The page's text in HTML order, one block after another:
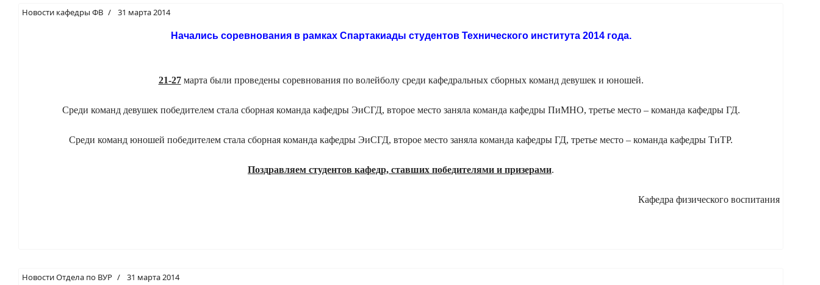
Новости кафедры ФВ 31 марта 2014
Начались соревнования в рамках Спартакиады студентов Технического института 2014 года.
21-27марта были проведены соревнования по волейболу среди кафедральных сборных команд девушек и юношей.
Среди команд девушек победителем стала сборная команда кафедры ЭиСГД, второе место заняла команда кафедры ПиМНО, третье место – команда кафедры ГД.
Среди команд юношей победителем стала сборная команда кафедры ЭиСГД, второе место заняла команда кафедры ГД, третье место – команда кафедры ТиТР.
Поздравляем студентов кафедр, ставших победителями и призерами.
Кафедра физического воспитания
Новости Отдела по ВУР 31 марта 2014